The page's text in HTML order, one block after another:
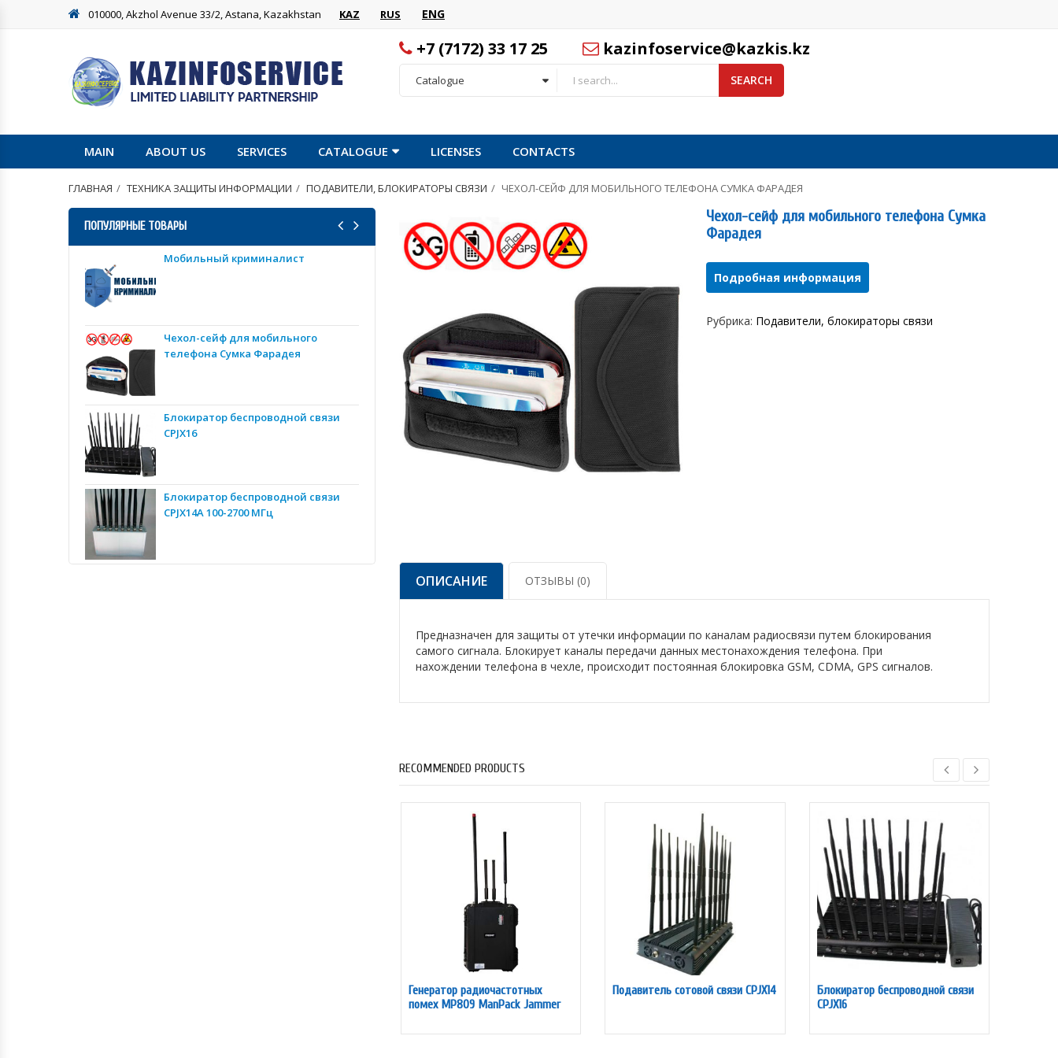
010000, Akzhol Avenue 33/2, Astana, Kazakhstan KAZ RUS ENG
+7 (7172) 33 17 25 kazinfoservice@kazkis.kz
Catalogue SEARCH
MAIN ABOUT US SERVICES CATALOGUE LICENSES CONTACTS
ГЛАВНАЯ ТЕХНИКА ЗАЩИТЫ ИНФОРМАЦИИ ПОДАВИТЕЛИ, БЛОКИРАТОРЫ СВЯЗИ ЧЕХОЛ-СЕЙФ ДЛЯ МОБИЛЬНОГО ТЕЛЕФОНА СУМКА ФАРАДЕЯ
Чехол-сейф для мобильного телефона Сумка
Фарадея
Подробная информация
Рубрика: Подавители, блокираторы связи
ОПИСАНИЕ ОТЗЫВЫ (0)
Предназначен для защиты от утечки информации по каналам радиосвязи путем блокирования
самого сигнала. Блокирует каналы передачи данных местонахождения телефона. При
нахождении телефона в чехле, происходит постоянная блокировка GSM, CDMA, GPS сигналов.
RECOMMENDED PRODUCTS
Генератор радиочастотных
помех MP809 ManPack Jammer
Подавитель сотовой связи CPJX14
Блокиратор беспроводной связи
CPJX16
ПОПУЛЯРНЫЕ ТОВАРЫ
Мобильный криминалист
Чехол-сейф для мобильного
телефона Сумка Фарадея
Блокиратор беспроводной связи
CPJX16
Блокиратор беспроводной связи
CPJX14A 100-2700 МГц
Подавитель сотовой связи CPJX14
Портативный блокиратор сотовой
связи CPJ-P8
Настольный блокиратор 8 антенн
CPJ3060